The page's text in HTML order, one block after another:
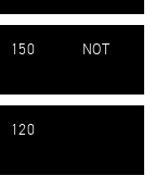
150 NOT
120